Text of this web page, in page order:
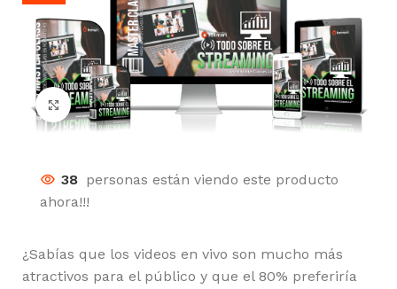
Click to enlarge
38 personas están viendo este producto
ahora!!!
¿Sabías que los videos en vivo son mucho más
atractivos para el público y que el 80% preferiría